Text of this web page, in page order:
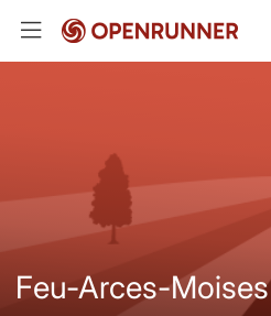
Feu-Arces-Moises